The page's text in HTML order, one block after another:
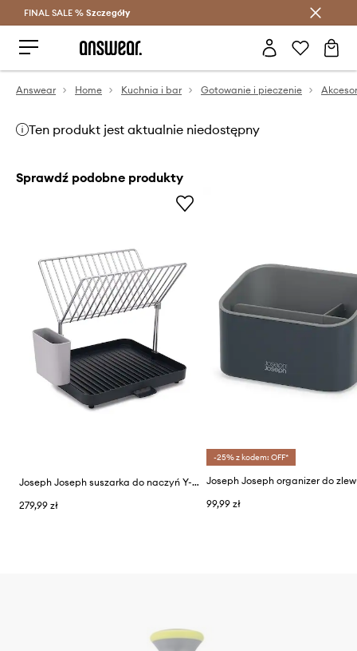
Oszczędzaj z Answear Club >
FINAL SALE % Szczegóły
Answear Home Kuchnia i bar Gotowanie i pieczenie
Ten produkt jest aktualnie niedostępny
Sprawdź podobne produkty
Joseph Joseph suszarka do naczyń Y-RACK™
279,99 zł
-25% z kodem: OFF*
99,99 zł